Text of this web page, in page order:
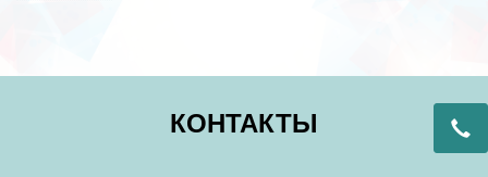
КОНТАКТЫ